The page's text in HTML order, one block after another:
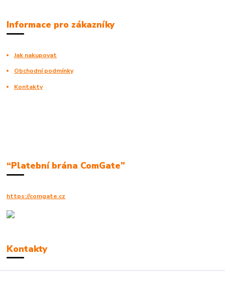
Informace pro zákazníky
Jak nakupovat
Obchodní podmínky
Kontakty
“Platební brána ComGate”
https://comgate.cz
Kontakty